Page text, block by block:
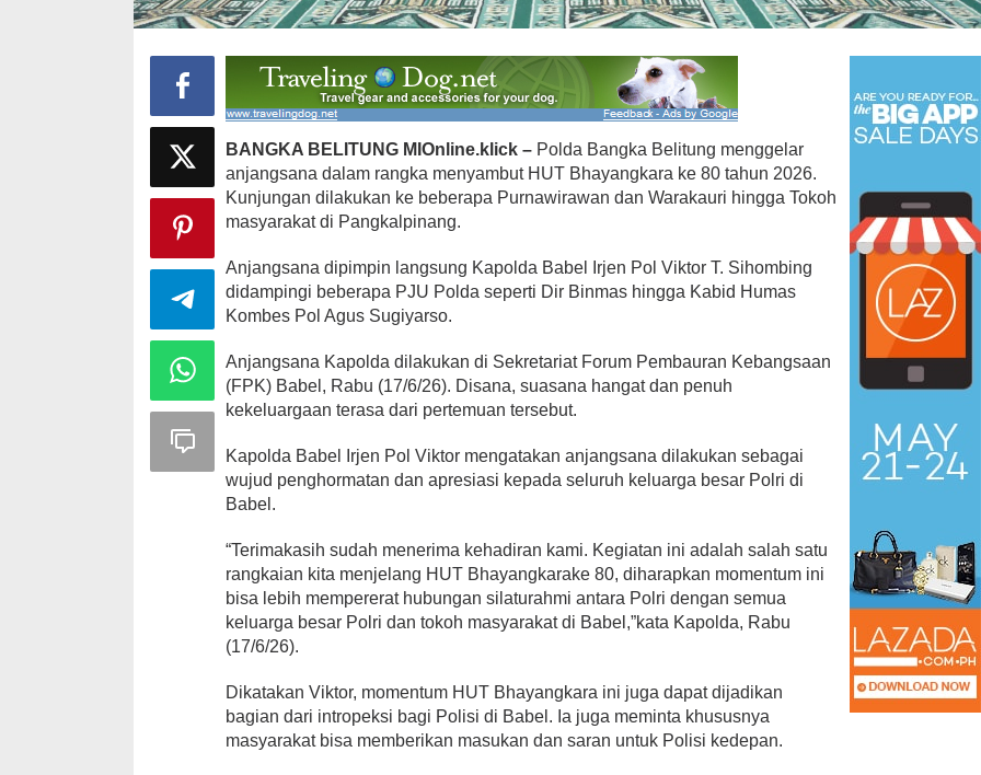
BANGKA BELITUNG MIOnline.klick – Polda Bangka Belitung menggelar
anjangsana dalam rangka menyambut HUT Bhayangkara ke 80 tahun 2026.
Kunjungan dilakukan ke beberapa Purnawirawan dan Warakauri hingga Tokoh
masyarakat di Pangkalpinang.
Anjangsana dipimpin langsung Kapolda Babel Irjen Pol Viktor T. Sihombing
didampingi beberapa PJU Polda seperti Dir Binmas hingga Kabid Humas
Kombes Pol Agus Sugiyarso.
Anjangsana Kapolda dilakukan di Sekretariat Forum Pembauran Kebangsaan
(FPK) Babel, Rabu (17/6/26). Disana, suasana hangat dan penuh
kekeluargaan terasa dari pertemuan tersebut.
Kapolda Babel Irjen Pol Viktor mengatakan anjangsana dilakukan sebagai
wujud penghormatan dan apresiasi kepada seluruh keluarga besar Polri di
Babel.
“Terimakasih sudah menerima kehadiran kami. Kegiatan ini adalah salah satu
rangkaian kita menjelang HUT Bhayangkarake 80, diharapkan momentum ini
bisa lebih mempererat hubungan silaturahmi antara Polri dengan semua
keluarga besar Polri dan tokoh masyarakat di Babel,”kata Kapolda, Rabu
(17/6/26).
Dikatakan Viktor, momentum HUT Bhayangkara ini juga dapat dijadikan
bagian dari intropeksi bagi Polisi di Babel. Ia juga meminta khususnya
masyarakat bisa memberikan masukan dan saran untuk Polisi kedepan.
Ini Dia Hubungan Partai Garuda
dengan Gerindra
Februari 19, 2018
Strategi PPP Menangkan Duet
Ganjar dan Gus Yasin
Di Berita, Politik
Ini Dia Hubungan Partai Garuda
Februari 19, 2018